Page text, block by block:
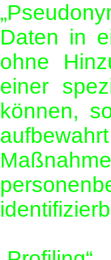
Daten in
ohne
einer
können,